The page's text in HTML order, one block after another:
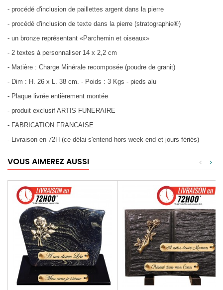
- procédé d'inclusion de paillettes argent dans la pierre
- procédé d'inclusion de texte dans la pierre (stratographie®)
- un bronze représentant «Parchemin et oiseaux»
- 2 textes à personnaliser 14 x 2,2 cm
- Matière : Charge Minérale recomposée (poudre de granit)
- Dim : H. 26 x L. 38 cm. - Poids : 3 Kgs - pieds alu
- Plaque livrée entièrement montée
- produit exclusif ARTIS FUNERAIRE
- FABRICATION FRANCAISE
- Livraison en 72H (ce délai s'entend hors week-end et jours fériés)
VOUS AIMEREZ AUSSI >
<